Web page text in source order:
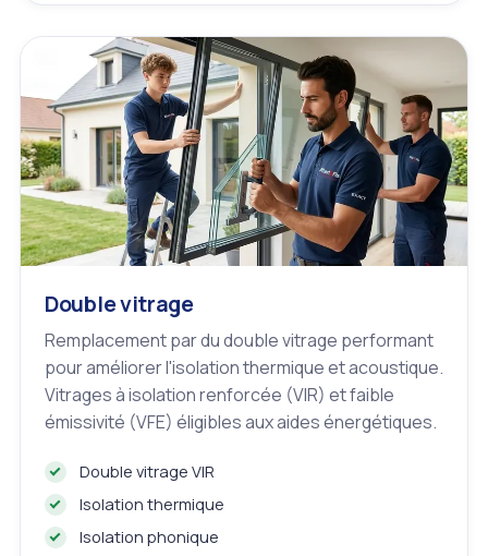
Double vitrage
Remplacement par du double vitrage performant
pour améliorer l'isolation thermique et acoustique.
Vitrages à isolation renforcée (VIR) et faible
émissivité (VFE) éligibles aux aides énergétiques.
Double vitrage VIR
Isolation thermique
Isolation phonique